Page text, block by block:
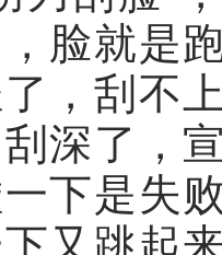
脸就是
，刮不
深了，
下是失
又跳起